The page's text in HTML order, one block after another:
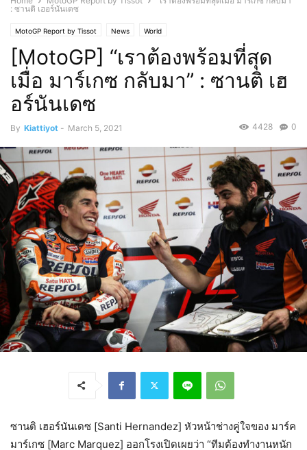
: ซานติ เฮอร์นันเดซ
MotoGP Report by Tissot News World
[MotoGP] “เราต้องพร้อมที่สุด
เมื่อ มาร์เกซ กลับมา” : ซานติ เฮ
อร์นันเดซ
By Kiattiyot - March 5, 2021 0
4428
ซานติ เฮอร์นันเดซ [Santi Hernandez] หัวหน้าช่างคู่ใจของ มาร์ค
มาร์เกซ [Marc Marquez] ออกโรงเปิดเผยว่า “ทีมต้องทำงานหนัก